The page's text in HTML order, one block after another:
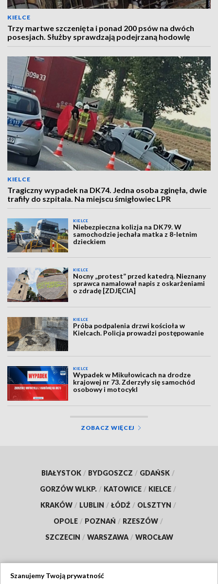
KIELCE
Trzy martwe szczenięta i ponad 200 psów na dwóch
posesjach. Służby sprawdzają podejrzaną hodowlę
KIELCE
Tragiczny wypadek na DK74. Jedna osoba zginęła, dwie
trafiły do szpitala. Na miejscu śmigłowiec LPR
KIELCE
Niebezpieczna kolizja na DK79. W
samochodzie jechała matka z 8-letnim
dzieckiem
KIELCE
Nocny „protest” przed katedrą. Nieznany
sprawca namalował napis z oskarżeniami
o zdradę [ZDJĘCIA]
KIELCE
Próba podpalenia drzwi kościoła w
Kielcach. Policja prowadzi postępowanie
KIELCE
Wypadek w Mikułowicach na drodze
krajowej nr 73. Zderzyły się samochód
osobowy i motocykl
ZOBACZ WIĘCEJ
BIAŁYSTOK / BYDGOSZCZ / GDAŃSK /
GORZÓW WLKP. / KATOWICE / KIELCE /
KRAKÓW / LUBLIN / ŁÓDŹ / OLSZTYN /
OPOLE / POZNAŃ / RZESZÓW /
SZCZECIN / WARSZAWA / WROCŁAW
Szanujemy Twoją prywatność